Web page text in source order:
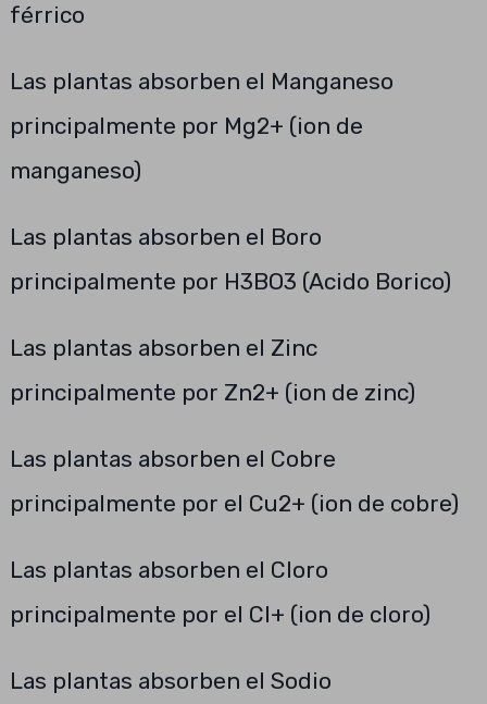
férrico
Las plantas absorben el Manganeso
principalmente por Mg2+ (ion de
manganeso)
Las plantas absorben el Boro
principalmente por H3BO3 (Acido Borico)
Las plantas absorben el Zinc
principalmente por Zn2+ (ion de zinc)
Las plantas absorben el Cobre
principalmente por el Cu2+ (ion de cobre)
Las plantas absorben el Cloro
principalmente por el Cl+ (ion de cloro)
Las plantas absorben el Sodio